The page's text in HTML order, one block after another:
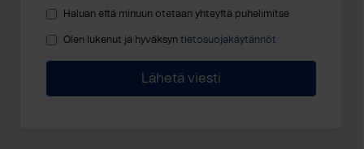
Haluan että minuun otetaan yhteyttä puhelimitse
Olen lukenut ja hyväksyn tietosuojakäytännöt